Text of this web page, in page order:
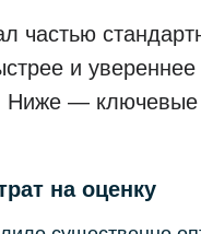
частью
и
Ниже —
на оценку